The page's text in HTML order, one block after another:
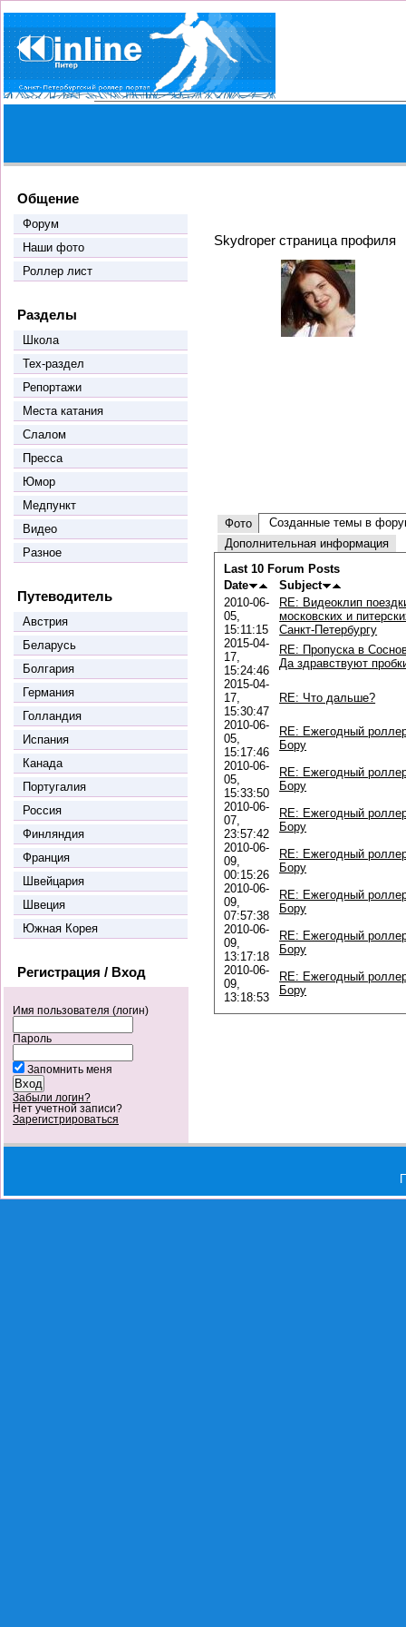
Общение
Форум
Наши фото
Роллер лист
Разделы
Школа
Тех-раздел
Репортажи
Места катания
Слалом
Пресса
Юмор
Медпункт
Видео
Разное
Путеводитель
Австрия
Беларусь
Болгария
Германия
Голландия
Испания
Канада
Португалия
Россия
Финляндия
Франция
Швейцария
Швеция
Южная Корея
Регистрация / Вход
Имя пользователя (логин)
Пароль
Запомнить меня
Забыли логин?
Нет учетной записи?
Зарегистрироваться
Skydroper страница профиля
Фото
Созданные темы в
Дополнительная информация
Last 10 Forum Posts
Date
Subject
2010-06-
05,
15:11:15
RE: Видеоклип
московских и
Санкт-Петербургу
2015-04-
17,
15:24:46
RE: Пропуска в
Да здравствуют
2015-04-
17,
15:30:47
RE: Что дальше?
2010-06-
05,
15:17:46
RE: Ежегодный
Бору
2010-06-
05,
15:33:50
RE: Ежегодный
Бору
2010-06-
07,
23:57:42
RE: Ежегодный
Бору
2010-06-
09,
00:15:26
RE: Ежегодный
Бору
2010-06-
09,
07:57:38
RE: Ежегодный
Бору
2010-06-
09,
13:17:18
RE: Ежегодный
Бору
2010-06-
09,
13:18:53
RE: Ежегодный
Бору